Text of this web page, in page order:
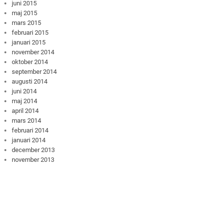
juni 2015
maj 2015
mars 2015
februari 2015
januari 2015
november 2014
oktober 2014
september 2014
augusti 2014
juni 2014
maj 2014
april 2014
mars 2014
februari 2014
januari 2014
december 2013
november 2013